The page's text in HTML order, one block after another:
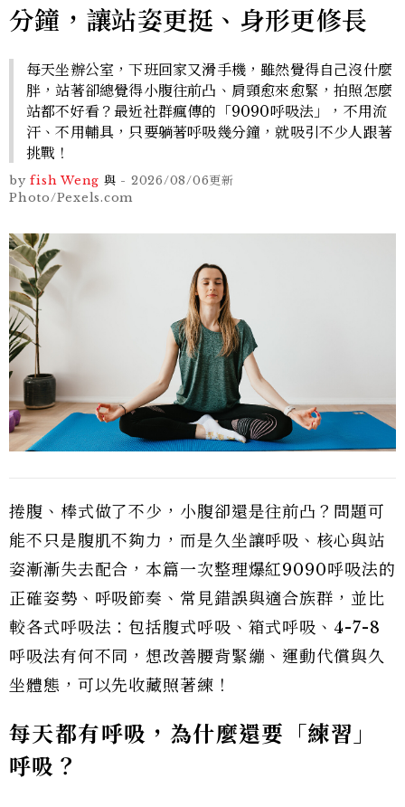
分鐘，讓站姿更挺、身形更修長
每天坐辦公室，下班回家又滑手機，雖然覺得自己沒什麼
胖，站著卻總覺得小腹往前凸、肩頸愈來愈緊，拍照怎麼
站都不好看？最近社群瘋傳的「9090呼吸法」，不用流
汗、不用輔具，只要躺著呼吸幾分鐘，就吸引不少人跟著
挑戰！
by fish Weng 與 - 2026/08/06更新
Photo/Pexels.com
捲腹、棒式做了不少，小腹卻還是往前凸？問題可
能不只是腹肌不夠力，而是久坐讓呼吸、核心與站
姿漸漸失去配合，本篇一次整理爆紅9090呼吸法的
正確姿勢、呼吸節奏、常見錯誤與適合族群，並比
較各式呼吸法：包括腹式呼吸、箱式呼吸、4-7-8
呼吸法有何不同，想改善腰背緊繃、運動代償與久
坐體態，可以先收藏照著練！
每天都有呼吸，為什麼還要「練習」
呼吸？